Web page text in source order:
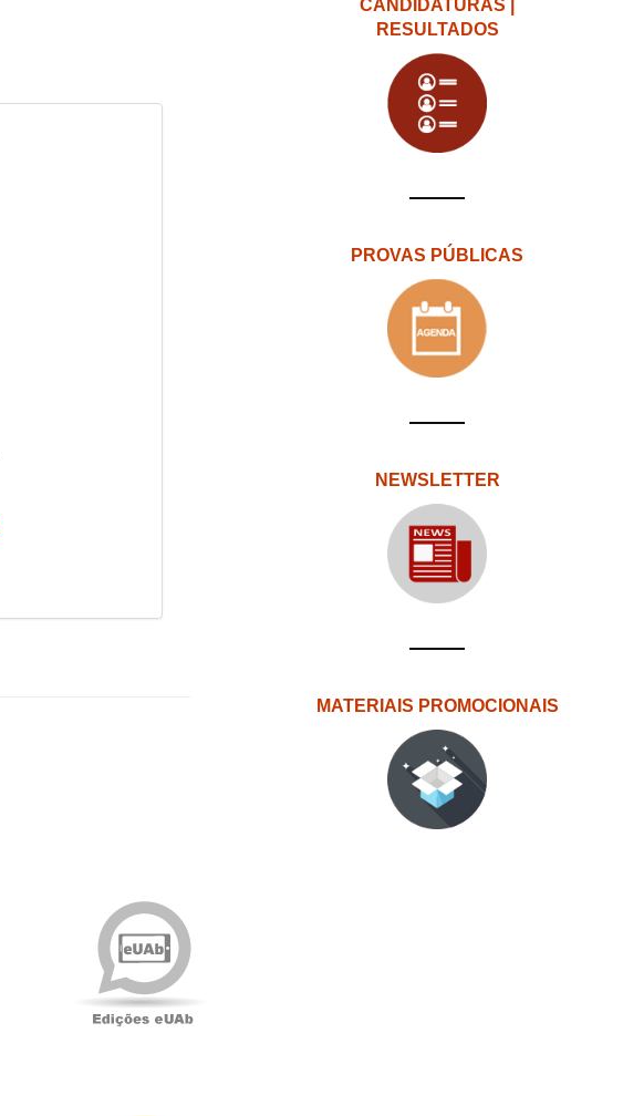
CANDIDATURAS |
RESULTADOS
PROVAS PÚBLICAS
NEWSLETTER
MATERIAIS PROMOCIONAIS
Documentação